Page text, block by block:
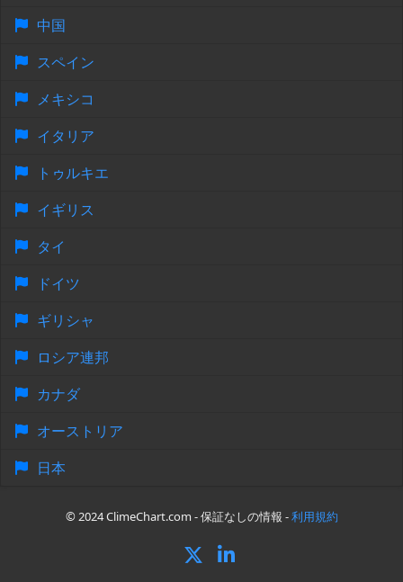
中国
スペイン
メキシコ
イタリア
トゥルキエ
イギリス
タイ
ドイツ
ギリシャ
ロシア連邦
カナダ
オーストリア
日本
© 2024 ClimeChart.com - 保証なしの情報 -利用規約